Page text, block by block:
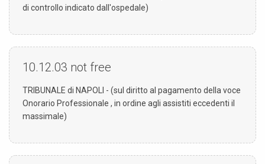
di controllo indicato dall'ospedale)
10.12.03 not free
TRIBUNALE di NAPOLI - (sul diritto al pagamento della voce
Onorario Professionale , in ordine agli assistiti eccedenti il
massimale)